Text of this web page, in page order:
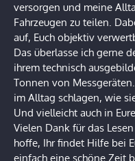
versorgen und meine
Fahrzeugen zu teilen.
auf, Euch objektiv
Das überlasse ich gerne
ihrem technisch
Tonnen von
im Alltag schlagen, wie
Und vielleicht auch in
Vielen Dank für das
hoffe, Ihr findet Hilfe bei
einfach eine schöne Zeit